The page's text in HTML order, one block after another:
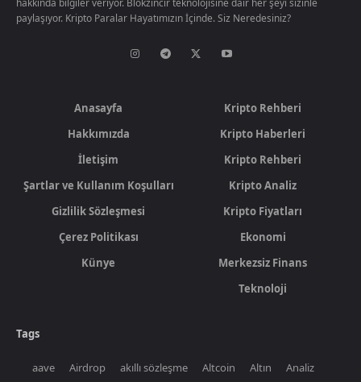
paylaşıyor. Kripto Paralar Hayatımızın İçinde. Siz Neredesiniz?
Anasayfa
Hakkımızda
İletişim
Şartlar ve Kullanım Koşulları
Gizlilik Sözleşmesi
Çerez Politikası
Künye
Kripto Rehberi
Kripto Haberleri
Kripto Rehberi
Kripto Analiz
Kripto Fiyatları
Ekonomi
Merkezsiz Finans
Teknoloji
Tags
aave Airdrop akıllı sözleşme Altcoin Altın
Analiz